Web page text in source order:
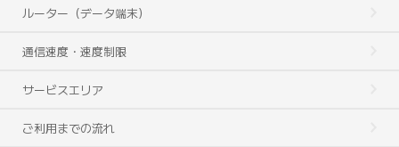
ルーター（データ端末）
通信速度・速度制限
サービスエリア
ご利用までの流れ